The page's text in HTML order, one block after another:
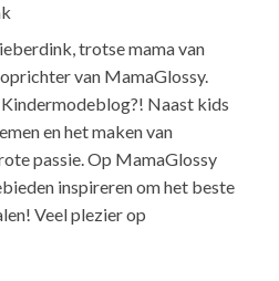
trotse mama van
van MamaGlossy.
Naast kids
en het maken van
passie. Op MamaGlossy
inspireren om het beste
Veel plezier op